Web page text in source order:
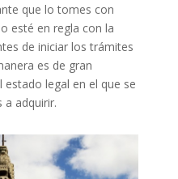
que lo tomes con
esté en regla con la
de iniciar los trámites
es de gran
legal en el que se
a adquirir.